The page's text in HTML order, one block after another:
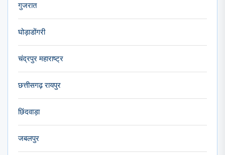
गुजरात
घोड़ाडोंगरी
चंद्रपुर महाराष्ट्र
छत्तीसगढ़ रायपुर
छिंदवाड़ा
जबलपुर